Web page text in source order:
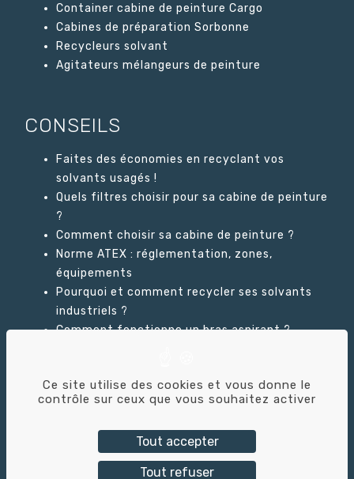
Container cabine de peinture Cargo
Cabines de préparation Sorbonne
Recycleurs solvant
Agitateurs mélangeurs de peinture
CONSEILS
Faites des économies en recyclant vos
solvants usagés !
Quels filtres choisir pour sa cabine de peinture
?
Comment choisir sa cabine de peinture ?
Norme ATEX : réglementation, zones,
équipements
Pourquoi et comment recycler ses solvants
industriels ?
Comment fonctionne un bras aspirant ?
GLOSSAIRE
Tricolor Industries © – 2026 – Création du site :
Ce site utilise des cookies et vous donne le
contrôle sur ceux que vous souhaitez activer
Tout accepter
Tout refuser